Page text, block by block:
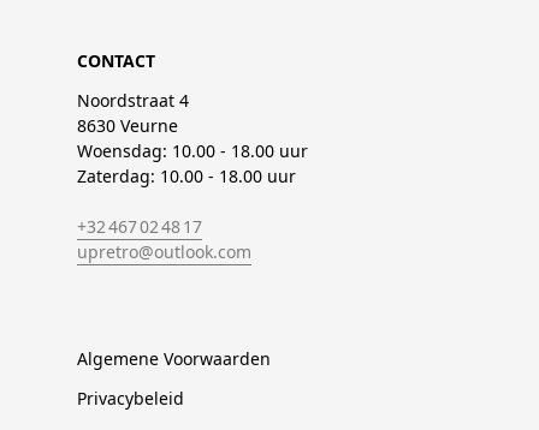
CONTACT
Noordstraat 4
8630 Veurne
Woensdag: 10.00 - 18.00 uur
Zaterdag: 10.00 - 18.00 uur
+32 467 02 48 17
upretro@outlook.com
Algemene Voorwaarden
Privacybeleid